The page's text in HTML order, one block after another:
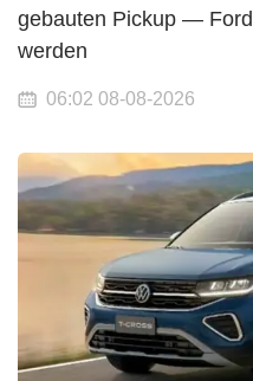
gebauten Pickup —
werden
06:02 08-08-2026